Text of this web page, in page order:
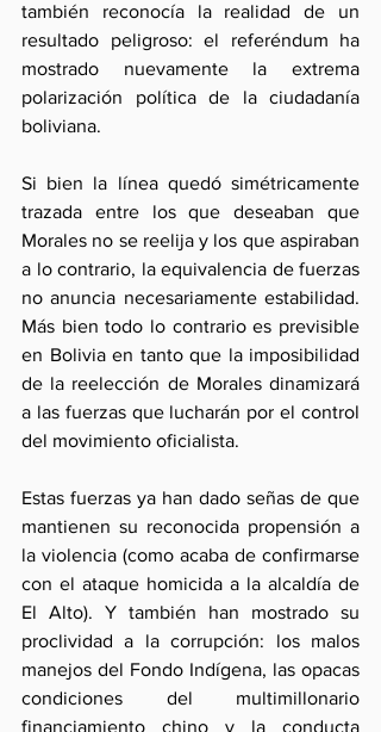
también reconocía la realidad de un
resultado peligroso: el referéndum ha
mostrado nuevamente la extrema
polarización política de la ciudadanía
boliviana.
Si bien la línea quedó simétricamente
trazada entre los que deseaban que
Morales no se reelija y los que aspiraban
a lo contrario, la equivalencia de fuerzas
no anuncia necesariamente estabilidad.
Más bien todo lo contrario es previsible
en Bolivia en tanto que la imposibilidad
de la reelección de Morales dinamizará
a las fuerzas que lucharán por el control
del movimiento oficialista.
Estas fuerzas ya han dado señas de que
mantienen su reconocida propensión a
la violencia (como acaba de confirmarse
con el ataque homicida a la alcaldía de
El Alto). Y también han mostrado su
proclividad a la corrupción: los malos
manejos del Fondo Indígena, las opacas
condiciones del multimillonario
financiamiento chino y la conducta